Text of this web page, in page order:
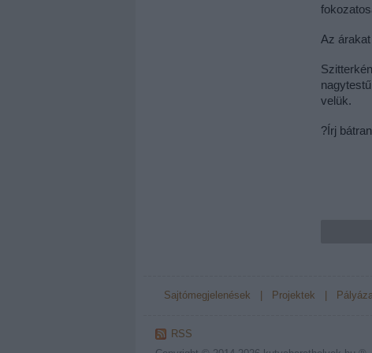
Az
velük.
?Írj
Sajtómegjelenések Projektek
RSS